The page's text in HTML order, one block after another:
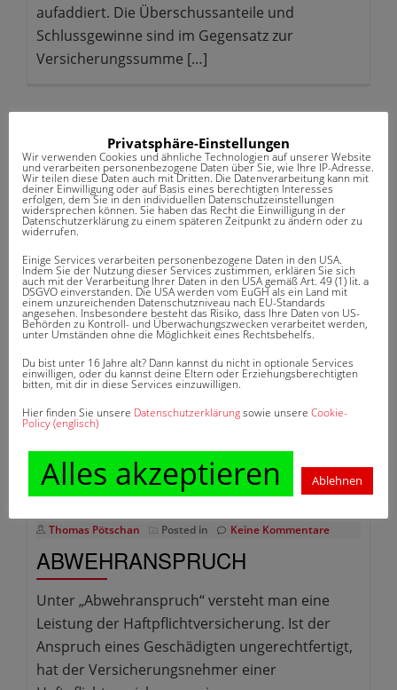
aufaddiert. Die Überschussanteile und
Schlussgewinne sind im Gegensatz zur
Versicherungssumme […]
Thomas Pötschan Posted in Keine Kommentare
ABTRETUNG
Gemäß § 398 Bürgerliches Gesetzbuch kann der
Versicherungsvertrag all seine Rechte an Dritte
übertragen (=abtreten). Bei der Abtretung geht
der Anspruch auf Versicherungsleistung auf den
Anderen über. Er hat ab dem Zeitpunkt der
Übertragung aller Rechte und Pflichten das
Gestaltungsrecht über den Vertrag. Eine
Abtretung muss beim Versicherer schriftlich
angezeigt werden. Die schriftliche […]
Thomas Pötschan Posted in Keine Kommentare
ABWEHRANSPRUCH
Unter „Abwehranspruch“ versteht man eine
Leistung der Haftpflichtversicherung. Ist der
Anspruch eines Geschädigten ungerechtfertigt,
hat der Versicherungsnehmer einer
Privatsphäre-Einstellungen
Wir verwenden Cookies und ähnliche Technologien auf unserer Website
und verarbeiten personenbezogene Daten über Sie, wie Ihre IP-Adresse.
Wir teilen diese Daten auch mit Dritten. Die Datenverarbeitung kann mit
deiner Einwilligung oder auf Basis eines berechtigten Interesses
erfolgen, dem Sie in den individuellen Datenschutzeinstellungen
widersprechen können. Sie haben das Recht die Einwilligung in der
Datenschutzerklärung zu einem späteren Zeitpunkt zu ändern oder zu
widerrufen.
Einige Services verarbeiten personenbezogene Daten in den USA.
Indem Sie der Nutzung dieser Services zustimmen, erklären Sie sich
auch mit der Verarbeitung Ihrer Daten in den USA gemäß Art. 49 (1) lit. a
DSGVO einverstanden. Die USA werden vom EuGH als ein Land mit
einem unzureichenden Datenschutzniveau nach EU-Standards
angesehen. Insbesondere besteht das Risiko, dass Ihre Daten von US-
Behörden zu Kontroll- und Überwachungszwecken verarbeitet werden,
unter Umständen ohne die Möglichkeit eines Rechtsbehelfs.
Du bist unter 16 Jahre alt? Dann kannst du nicht in optionale Services
einwilligen, oder du kannst deine Eltern oder Erziehungsberechtigten
bitten, mit dir in diese Services einzuwilligen.
Hier finden Sie unsere Datenschutzerklärungsowie unsere Cookie-
Policy (englisch)
Alles akzeptieren Ablehnen